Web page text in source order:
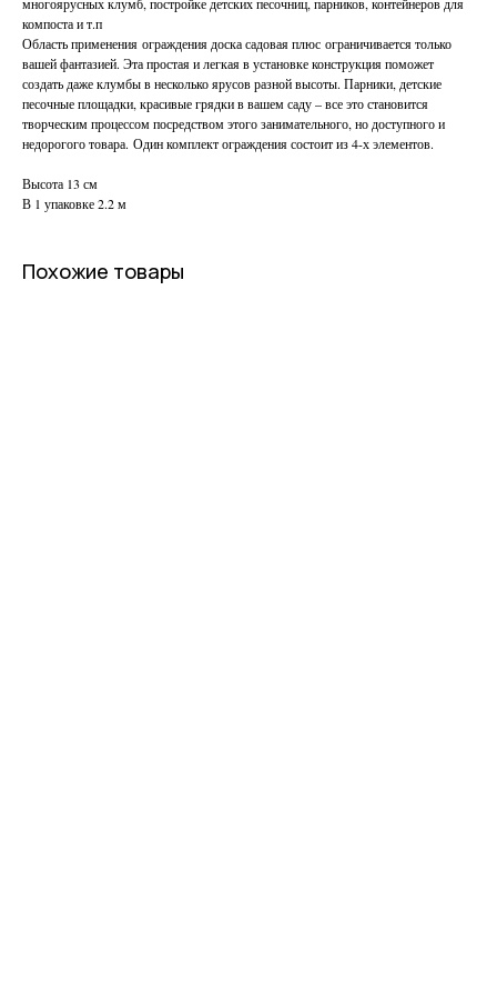
компоста и т.п
Область применения ограждения доска садовая плюс ограничивается только
вашей фантазией. Эта простая и легкая в установке конструкция поможет
создать даже клумбы в несколько ярусов разной высоты. Парники, детские
песочные площадки, красивые грядки в вашем саду – все это становится
творческим процессом посредством этого занимательного, но доступного и
недорогого товара. Один комплект ограждения состоит из 4-х элементов.
Высота 13 см
В 1 упаковке 2.2 м
Похожие товары